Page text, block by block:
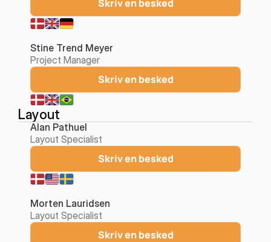
Skriv en besked
Stine Trend Meyer
Project Manager
Skriv en besked
Layout
Alan Pathuel
Layout Specialist
Skriv en besked
Morten Lauridsen
Layout Specialist
Skriv en besked